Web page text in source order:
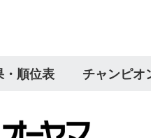
・順位表 チャンピオ